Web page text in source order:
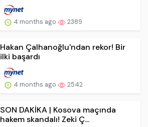
4 months ago 2389
Hakan Çalhanoğlu'ndan rekor! Bir
ilki başardı
4 months ago 2542
SON DAKİKA | Kosova maçında
hakem skandalı! Zeki Ç...